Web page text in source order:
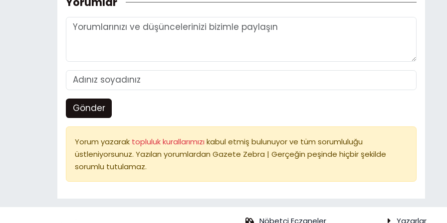
Gönder
Yorum yazarak topluluk kurallarımızı kabul etmiş bulunuyor ve tüm sorumluluğu
üstleniyorsunuz. Yazılan yorumlardan Gazete Zebra | Gerçeğin peşinde hiçbir şekilde
sorumlu tutulamaz.